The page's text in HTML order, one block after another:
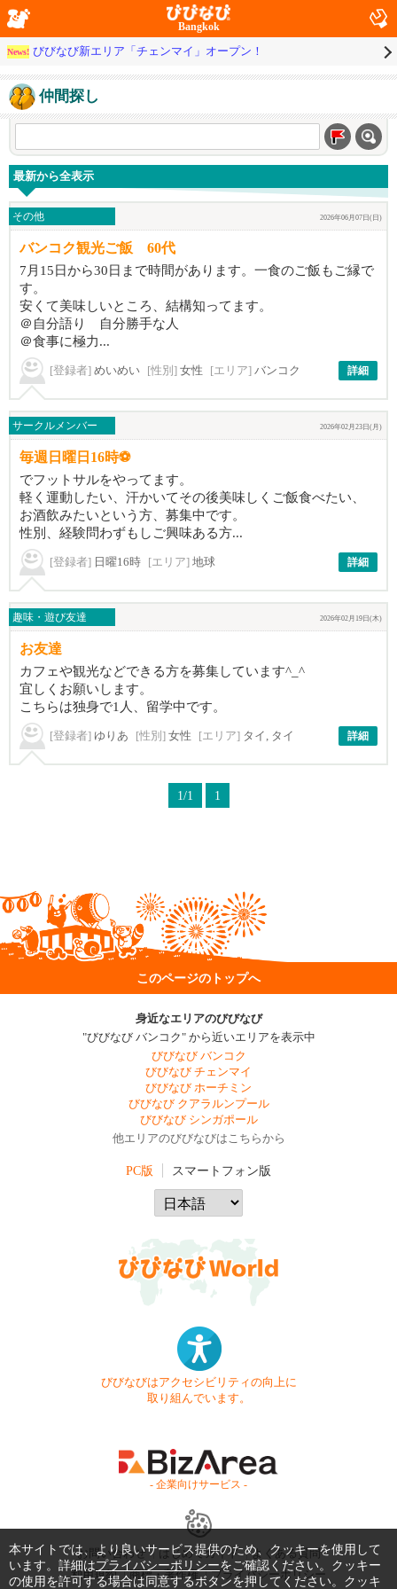
Bangkok
News! びびなび新エリア「チェンマイ」オープン！
仲間探し
最新から全表示
その他 2026年06月07日(日)
バンコク観光ご飯 60代
7月15日から30日まで時間があります。一食のご飯もご縁で
す。
安くて美味しいところ、結構知ってます。
＠自分語り 自分勝手な人
＠食事に極力...
[登録者] めいめい [性別] 女性 [エリア] バンコク 詳細
サークルメンバー 2026年02月23日(月)
毎週日曜日16時⚽️
でフットサルをやってます。
軽く運動したい、汗かいてその後美味しくご飯食べたい、
お酒飲みたいという方、募集中です。
性別、経験問わずもしご興味ある方...
[登録者] 日曜16時 [エリア] 地球 詳細
趣味・遊び友達 2026年02月19日(木)
お友達
カフェや観光などできる方を募集しています^_^
宜しくお願いします。
こちらは独身で1人、留学中です。
[登録者] ゆりあ [性別] 女性 [エリア] タイ, タイ 詳細
1/1 1
このページのトップへ
身近なエリアのびびなび
"びびなび バンコク" から近いエリアを表示中
びびなび バンコク
びびなび チェンマイ
びびなび ホーチミン
びびなび クアラルンプール
びびなび シンガポール
他エリアのびびなびはこちらから
PC版 スマートフォン版
びびなびはアクセシビリティの向上に
取り組んでいます。
- 企業向けサービス -
お問い合わせ はじめてガイド
よくある質問
利用規約
商標・著作権 プライバシーポリシー
本サイトでは、より良いサービス提供のため、クッキーを使用して
います。詳細はプライバシーポリシーをご確認ください。クッキー
の使用を許可する場合は同意するボタンを押してください。クッキ